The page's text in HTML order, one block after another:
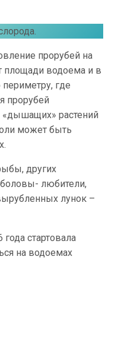
прорубей на
площади водоема и в
где
прорубей
«дышащих» растений
может быть
других
любители,
лунок –
стартовала
на водоемах